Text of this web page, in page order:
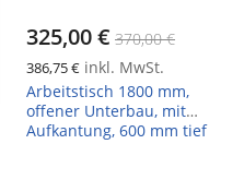
325,00 € 370,00 €
386,75 € inkl. MwSt.
Arbeitstisch 1800 mm,
offener Unterbau, mit
Aufkantung, 600 mm tief